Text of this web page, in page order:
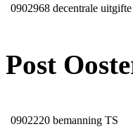
0902968 decentrale
Post
0902220 bemanning TS